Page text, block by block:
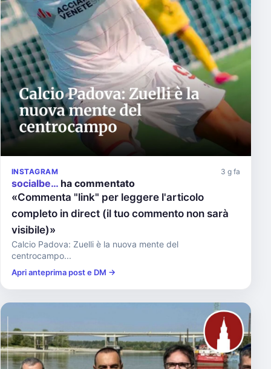
INSTAGRAM 3 g fa
socialbe… ha commentato
«Commenta "link" per leggere l'articolo
completo in direct (il tuo commento non sarà
visibile)»
Calcio Padova: Zuelli è la nuova mente del
centrocampo...
Apri anteprima post e DM →